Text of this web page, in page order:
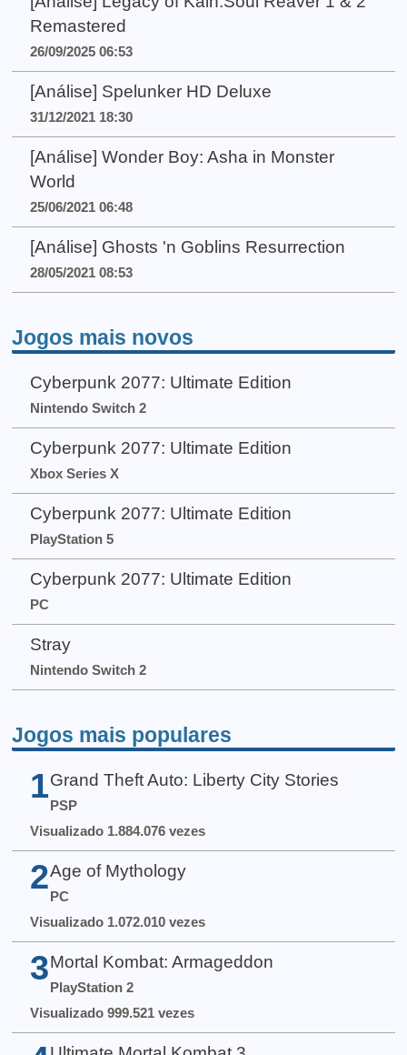
Remastered
26/09/2025 06:53
[Análise] Spelunker HD Deluxe
31/12/2021 18:30
[Análise] Wonder Boy: Asha in Monster
World
25/06/2021 06:48
[Análise] Ghosts 'n Goblins Resurrection
28/05/2021 08:53
Jogos mais novos
Cyberpunk 2077: Ultimate Edition
Nintendo Switch 2
Cyberpunk 2077: Ultimate Edition
Xbox Series X
Cyberpunk 2077: Ultimate Edition
PlayStation 5
Cyberpunk 2077: Ultimate Edition
PC
Stray
Nintendo Switch 2
Jogos mais populares
1 Grand Theft Auto: Liberty City Stories
PSP
Visualizado 1.884.076 vezes
2 Age of Mythology
PC
Visualizado 1.072.010 vezes
3 Mortal Kombat: Armageddon
PlayStation 2
Visualizado 999.521 vezes